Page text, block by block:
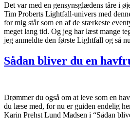
Det var med en gensynsglædens tåre i
Tim Proberts Lightfall-univers med
for mig står som en af de stærkeste
meget lang tid. Og jeg har læst mange
jeg anmeldte den første Lightfall og så
Sådan bliver du en
Drømmer du også om at leve som en
du læse med, for nu er guiden endelig
Karin Prehst Lund Madsen i “Sådan